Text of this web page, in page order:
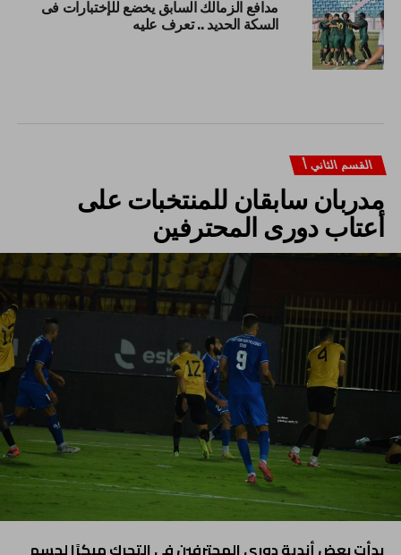
مدافع الزمالك السابق يخضع للإختبارات فى
السكة الحديد .. تعرف عليه
القسم الثاني أ
مدربان سابقان للمنتخبات على
أعتاب دورى المحترفين
بدأت بعض أندية دوري المحترفين في التحرك مبكرًا لحسم